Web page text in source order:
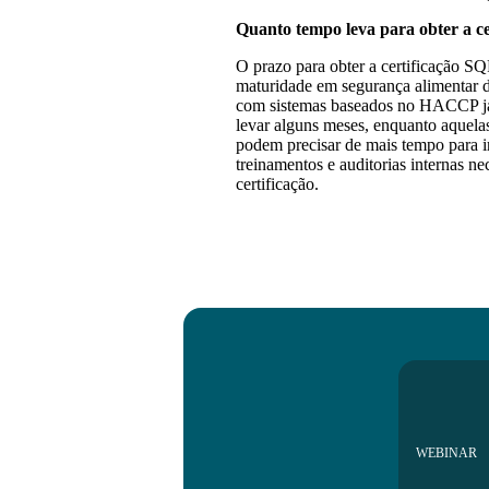
Quanto tempo leva para obter a
O prazo para obter a certificação
maturidade em segurança alimentar
com sistemas baseados no HACCP
levar alguns meses, enquanto
podem precisar de mais tempo para
treinamentos e auditorias internas
certificação.
WEBINAR